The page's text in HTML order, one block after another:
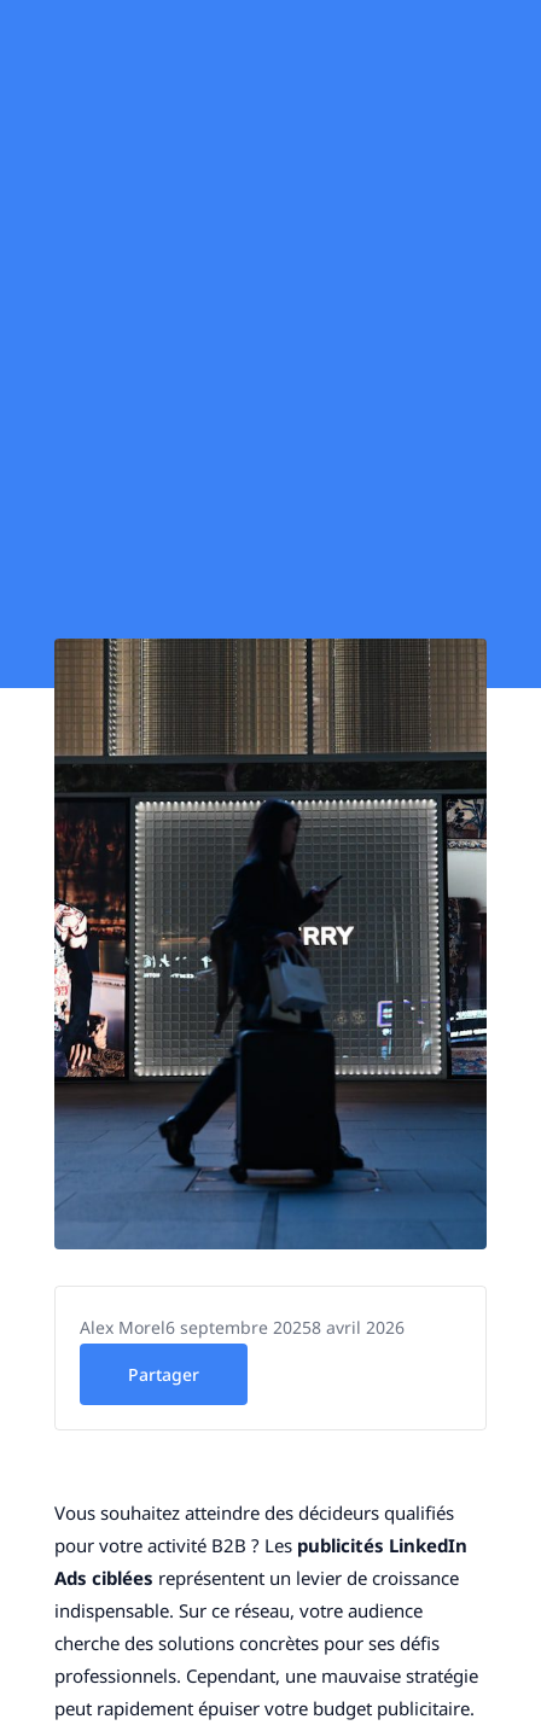
Alex Morel6 septembre 20258 avril 2026
Partager
Vous souhaitez atteindre des décideurs qualifiés
pour votre activité B2B ? Les publicités LinkedIn
Ads ciblées représentent un levier de croissance
indispensable. Sur ce réseau, votre audience
cherche des solutions concrètes pour ses défis
professionnels. Cependant, une mauvaise stratégie
peut rapidement épuiser votre budget publicitaire.